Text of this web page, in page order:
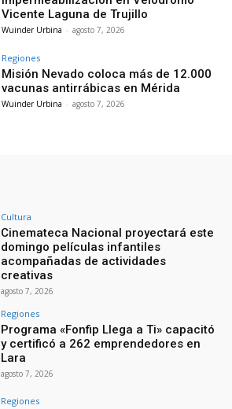
Vicente Laguna de Trujillo
Wuinder Urbina - agosto 7, 2026
Regiones
Misión Nevado coloca más de 12.000
vacunas antirrábicas en Mérida
Wuinder Urbina - agosto 7, 2026
Cultura
Cinemateca Nacional proyectará este
domingo películas infantiles
acompañadas de actividades
creativas
agosto 7, 2026
Regiones
Programa «Fonfip Llega a Ti» capacitó
y certificó a 262 emprendedores en
Lara
agosto 7, 2026
Regiones